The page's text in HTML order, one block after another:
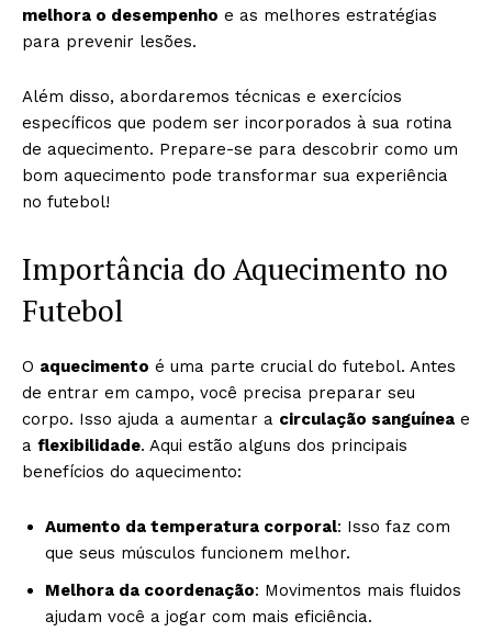
melhora o desempenho e as melhores estratégias
para prevenir lesões.
Além disso, abordaremos técnicas e exercícios
específicos que podem ser incorporados à sua rotina
de aquecimento. Prepare-se para descobrir como um
bom aquecimento pode transformar sua experiência
no futebol!
Importância do Aquecimento no
Futebol
O aquecimento é uma parte crucial do futebol. Antes
de entrar em campo, você precisa preparar seu
corpo. Isso ajuda a aumentar a circulação sanguínea e
a flexibilidade. Aqui estão alguns dos principais
benefícios do aquecimento:
Aumento da temperatura corporal: Isso faz com
que seus músculos funcionem melhor.
Melhora da coordenação: Movimentos mais fluidos
ajudam você a jogar com mais eficiência.